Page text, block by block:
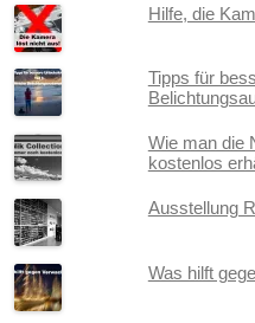
Hilfe, die
Tipps für
Wie man die
kostenlos
Ausstellung
Was hilft